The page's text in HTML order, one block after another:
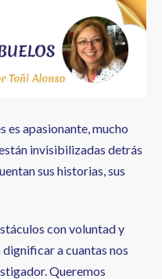
es apasionante, mucho
invisibilizadas detrás
sus historias, sus
con voluntad y
a cuantas nos
Queremos